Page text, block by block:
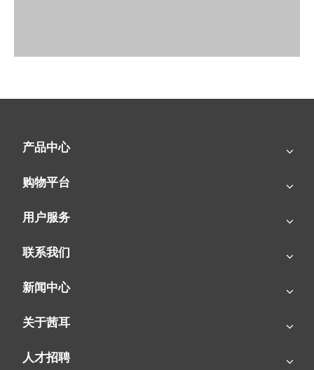
近期新闻
产品中心
购物平台
用户服务
联系我们
新闻中心
关于茜耳
人才招聘